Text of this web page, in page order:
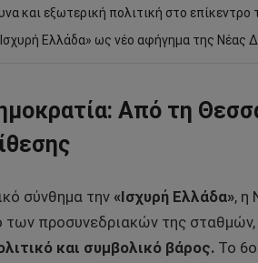
και εξωτερική πολιτική στο
Ελλάδα» ως νέο αφήγημα της Νέας
Από τη
σύνθημα την «Ισχυρή Ελλάδα», η
των προσυνεδριακών της σταθμών,
και συμβολικό βάρος. Το